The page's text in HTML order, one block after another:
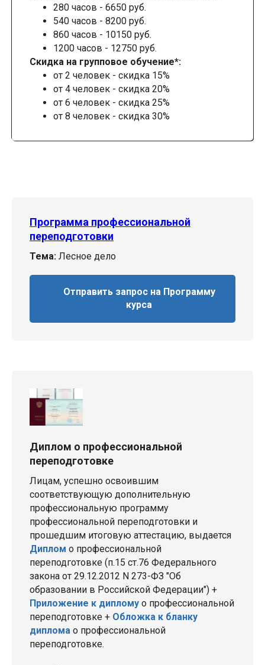
280 часов - 6650 руб.
540 часов - 8200 руб.
860 часов - 10150 руб.
1200 часов - 12750 руб.
Скидка на групповое обучение*:
от 2 человек - скидка 15%
от 4 человек - скидка 20%
от 6 человек - скидка 25%
от 8 человек - скидка 30%
Программа профессиональной
переподготовки
Тема: Лесное дело
Отправить запрос на Программу
курса
Диплом о профессиональной
переподготовке
Лицам, успешно освоившим
соответствующую дополнительную
профессиональную программу
профессиональной переподготовки и
прошедшим итоговую аттестацию, выдается
Диплом о профессиональной
переподготовке (п.15 ст.76 Федерального
закона от 29.12.2012 N 273-ФЗ "Об
образовании в Российской Федерации") +
Приложение к диплому о профессиональной
переподготовке + Обложка к бланку
диплома о профессиональной
переподготовке.